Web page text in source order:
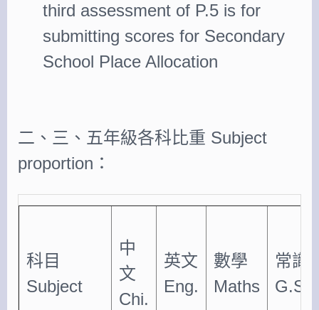
third assessment of P.5 is for
submitting scores for Secondary
School Place Allocation
二、三、五年級各科比重 Subject
proportion：
科目
Subject
中
文
Chi.
英文
Eng.
數學
Maths
常識
G.S.